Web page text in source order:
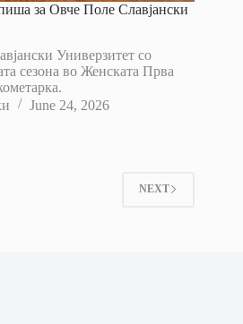
за Овче Поле Славјански
Универзитет со
сезона во Женската Прва
June 24, 2026
NEXT